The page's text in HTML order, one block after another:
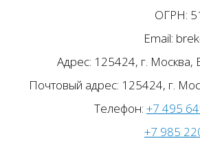
ОГРН:
Email:
Адрес: 125424, г. Москва,
Почтовый адрес: 125424, г.
Телефон: +7 495
+7 985